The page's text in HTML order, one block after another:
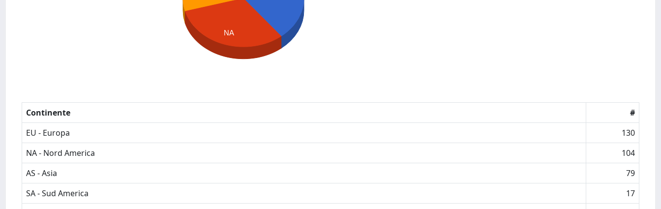
NA
Continente
#
EU - Europa
130
NA - Nord America
104
AS - Asia
79
SA - Sud America
17